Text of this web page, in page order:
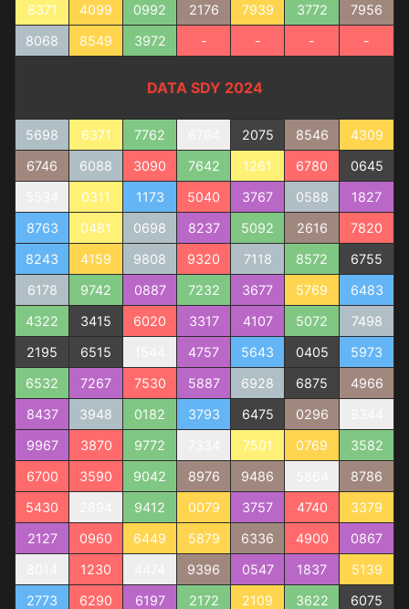
8371
4099 0992 2176 7939 3772
7956
8068
8549 3972 - - - -
DATA SDY 2024
5698 6371 7762 2075 8546
4309
6746
6088 3090 7642 1261 6780
0645
0311 1173 5040 3767 0588
1827
8763
0481 0698 8237 5092 2616
7820
8243
4159 9808 9320 7118 8572
6755
6178
9742 0887 7232 3677 5769
6483
4322
3415 6020 3317 4107 5072
7498
2195
6515 4757 5643 0405
5973
6532
7267 7530 5887 6928 6875
4966
8437
3948 0182 3793 6475 0296
9967
3870 9772 7501 0769
3582
6700
3590 9042 8976 9486
8786
5430
9412 0079 3757 4740
3379
2127
0960 6449 5879 6336 4900
0867
1230 9396 0547 1837
5139
2773
6290 6197 2172 2109 3622
6075